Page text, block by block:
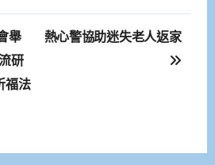
舉
研
福法
熱心警協助迷失老人返家